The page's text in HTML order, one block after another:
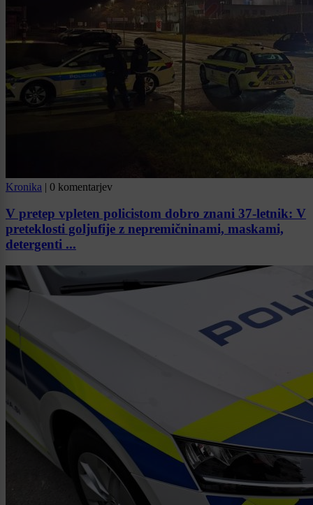
Kronika | 0 komentarjev
V pretep vpleten policistom dobro znani 37-letnik: V
preteklosti goljufije z nepremičninami, maskami,
detergenti ...